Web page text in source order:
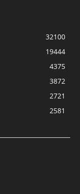
32100
19444
4375
3872
2721
2581